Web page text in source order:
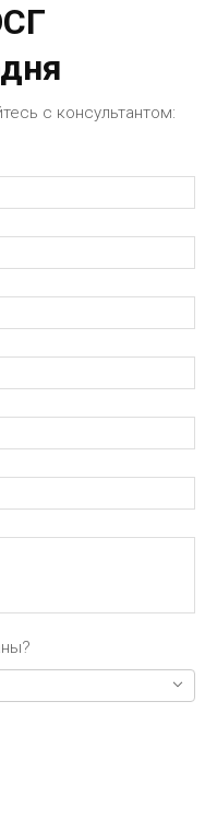
с консультантом: